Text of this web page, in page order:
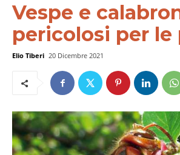
Vespe e
pericolosi per le
Elio Tiberi 20 Dicembre 2021